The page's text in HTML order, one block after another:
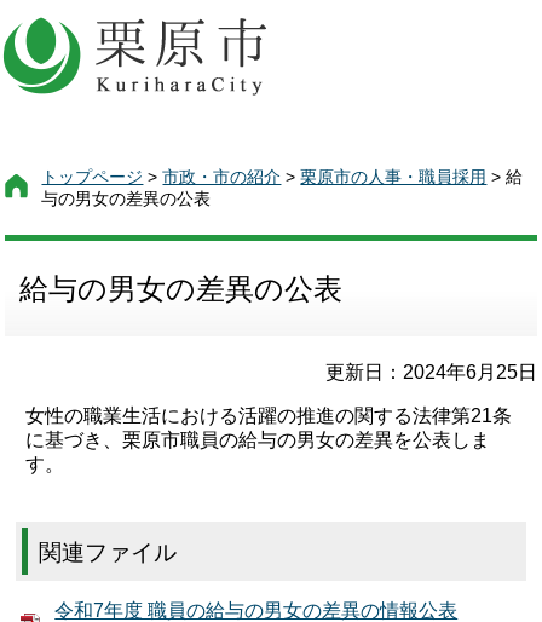
トップページ >市政・市の紹介 >栗原市の人事・職員採用 > 給
与の男女の差異の公表
給与の男女の差異の公表
更新日：2024年6月25日
女性の職業生活における活躍の推進の関する法律第21条
に基づき、栗原市職員の給与の男女の差異を公表しま
す。
関連ファイル
令和7年度 職員の給与の男女の差異の情報公表